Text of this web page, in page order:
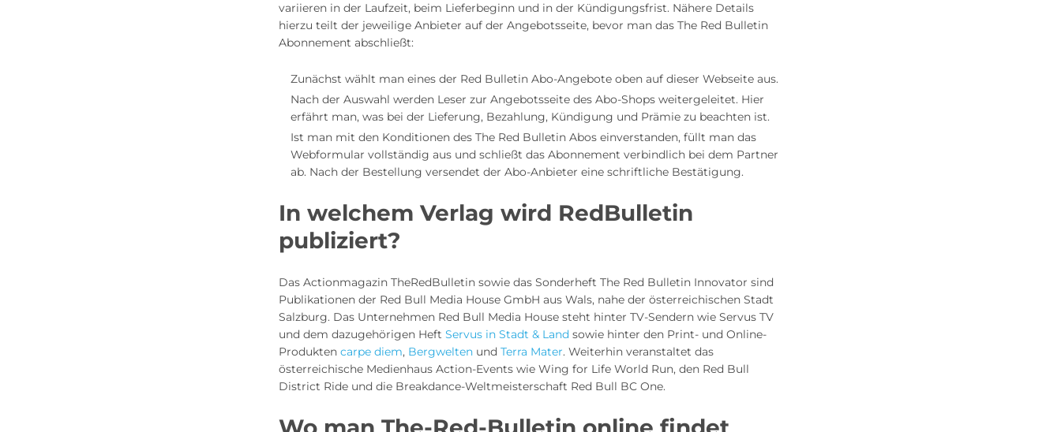
variieren in der Laufzeit, beim Lieferbeginn und in der Kündigungsfrist. Nähere Details
hierzu teilt der jeweilige Anbieter auf der Angebotsseite, bevor man das The Red Bulletin
Abonnement abschließt:
Zunächst wählt man eines der Red Bulletin Abo-Angebote oben auf dieser Webseite aus.
Nach der Auswahl werden Leser zur Angebotsseite des Abo-Shops weitergeleitet. Hier
erfährt man, was bei der Lieferung, Bezahlung, Kündigung und Prämie zu beachten ist.
Ist man mit den Konditionen des The Red Bulletin Abos einverstanden, füllt man das
Webformular vollständig aus und schließt das Abonnement verbindlich bei dem Partner
ab. Nach der Bestellung versendet der Abo-Anbieter eine schriftliche Bestätigung.
In welchem Verlag wird RedBulletin
publiziert?
Das Actionmagazin TheRedBulletin sowie das Sonderheft The Red Bulletin Innovator sind
Publikationen der Red Bull Media House GmbH aus Wals, nahe der österreichischen Stadt
Salzburg. Das Unternehmen Red Bull Media House steht hinter TV-Sendern wie Servus TV
und dem dazugehörigen HeftServus in Stadt & Land sowie hinter den Print- und Online-
Produktencarpe diem, Bergwelten undTerra Mater. Weiterhin veranstaltet das
österreichische Medienhaus Action-Events wie Wing for Life World Run, den Red Bull
District Ride und die Breakdance-Weltmeisterschaft Red Bull BC One.